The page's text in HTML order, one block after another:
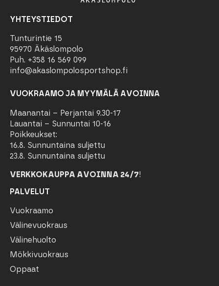
YHTEYSTIEDOT
Tunturintie 15
95970 Äkäslompolo
Puh. +358 16 569 099
info@akaslompolosportshop.fi
VUOKRAAMO JA MYYMÄLÄ AVOINNA
Maanantai – Perjantai 9.30-17
Lauantai – Sunnuntai 10-16
Poikkeukset:
16.8. Sunnuntaina suljettu
23.8. Sunnuntaina suljettu
VERKKOKAUPPA AVOINNA 24/7!
PALVELUT
Vuokraamo
Välinevuokraus
Välinehuolto
Mökkivuokraus
Oppaat